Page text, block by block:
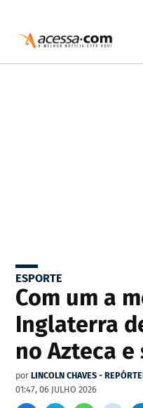
ESPORTE
Com um a
Inglaterra
no Azteca e
por LINCOLN CHAVES -
01:47, 06 JULHO 2026